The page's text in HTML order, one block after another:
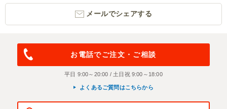
メールでシェアする
お電話でご注文・ご相談
平日 9:00～20:00 / 土日祝 9:00～18:00
よくあるご質問はこちらから